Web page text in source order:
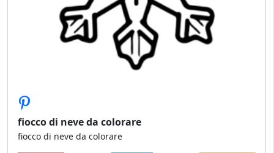
fiocco di neve da colorare
fiocco di neve da colorare